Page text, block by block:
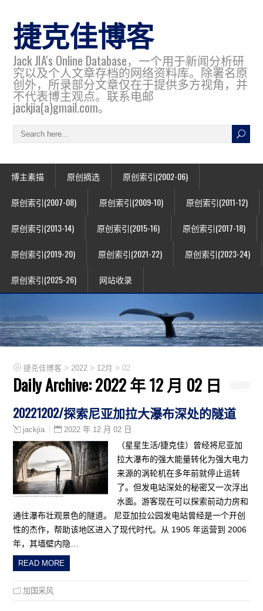
捷克佳博客
Jack JIA's Online Database，一个用于新闻分析研
究以及个人文章存档的网络资料库。除署名原
创外，所录部分文章仅在于提供多方视角，并
不代表博主观点。联系电邮
jackjia(a)gmail.com。
博主素描 原创摘选 原创索引(2002-06)
原创索引(2007-08) 原创索引(2009-10) 原创索引(2011-12)
原创索引(2013-14) 原创索引(2015-16) 原创索引(2017-18)
原创索引(2019-20) 原创索引(2021-22) 原创索引(2023-24)
原创索引(2025-26) 网站收录
捷克佳博客 > 2022 > 12月 >02
Daily Archive:2022 年 12 月 02 日
20221202/探索尼亚加拉大瀑布深处的隧道
jackjia 2022 年 12 月 02 日
（星星生活/捷克佳）曾经将尼亚加
拉大瀑布的强大能量转化为强大电力
来源的涡轮机在多年前就停止运转
了。但发电站深处的秘密又一次浮出
水面。游客现在可以探索前动力房和
通往瀑布壮观景色的隧道。 尼亚加拉公园发电站曾经是一个开创
性的杰作，帮助该地区进入了现代时代。从 1905 年运营到 2006
年，其墙壁内隐…
READ MORE
加国采风